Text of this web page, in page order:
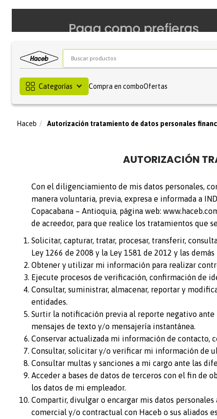
Buscar productos
Categorías Compra en comboOfertas
Autorización tratamiento de datos personales
AUTORIZACIÓN
Con el diligenciamiento de mis datos personales,
manera voluntaria, previa, expresa e informada a
Copacabana – Antioquia, página web:
de acreedor, para que realice los tratamientos que
Solicitar, capturar, tratar, procesar, transferir,
Ley 1266 de 2008 y la Ley 1581 de 2012 y las
Obtener y utilizar mi información para realizar
Ejecute procesos de verificación, confirmación de
Consultar, suministrar, almacenar, reportar y
entidades.
Surtir la notificación previa al reporte negativo
mensajes de texto y/o mensajería instantánea.
Conservar actualizada mi información de contacto,
Consultar, solicitar y/o verificar mi información de
Consultar multas y sanciones a mi cargo ante las
Acceder a bases de datos de terceros con el fin de
los datos de mi empleador.
Compartir, divulgar o encargar mis datos
comercial y/o contractual con Haceb o sus aliados